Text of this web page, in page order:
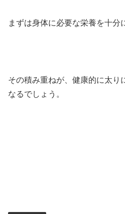
まずは身体に必要な栄養を十分
その積み重ねが、健康的に太り
なるでしょう。